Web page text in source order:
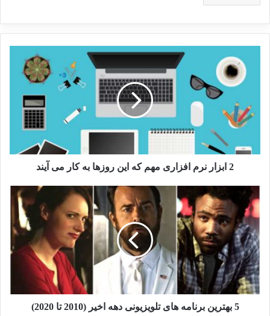
2 ابزار نرم افزاری مهم که این روزها به کار می آیند
5 بهترین برنامه های تلویزیونی دهه اخیر (2010 تا 2020)